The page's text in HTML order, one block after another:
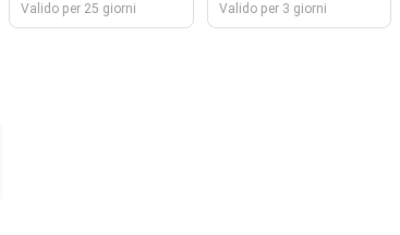
Valido per 25 giorni Valido per 3 giorni